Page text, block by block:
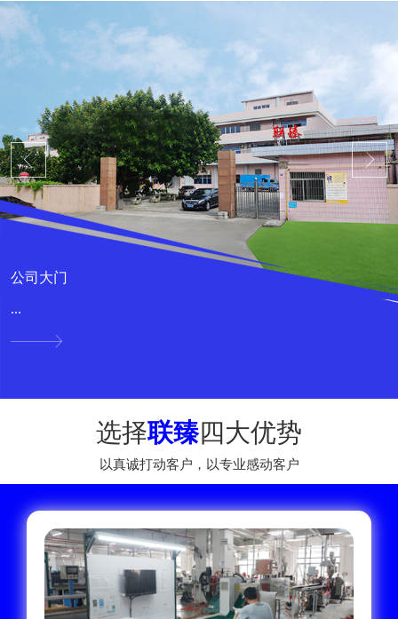
公司大门
...
选择联臻四大优势
以真诚打动客户，以专业感动客户